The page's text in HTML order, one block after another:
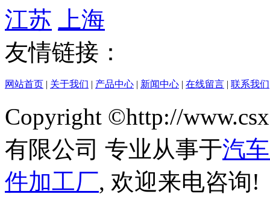
江苏
上海
友情链接：
网站首页 | 关于我们 | 产品中心 | 新闻中心 | 在线留言 | 联系我们
Copyright ©http://
有限公司 专业从事于汽
件加工厂, 欢迎来电咨询!